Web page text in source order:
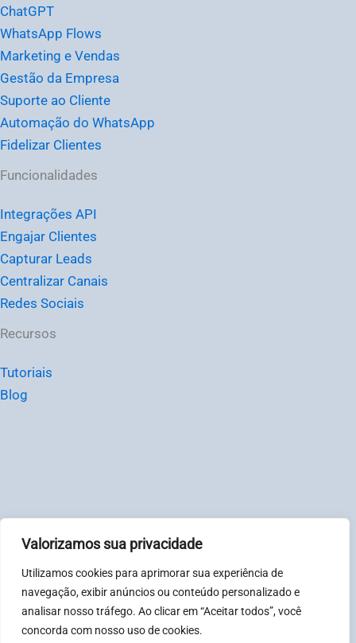
Valorizamos sua privacidade
Utilizamos cookies para aprimorar sua experiência de
navegação, exibir anúncios ou conteúdo personalizado e
analisar nosso tráfego. Ao clicar em “Aceitar todos”, você
concorda com nosso uso de cookies.
ChatGPT
WhatsApp Flows
Marketing e Vendas
Gestão da Empresa
Suporte ao Cliente
Automação do WhatsApp
Fidelizar Clientes
Funcionalidades
Integrações API
Engajar Clientes
Capturar Leads
Centralizar Canais
Redes Sociais
Recursos
Tutoriais
Blog
© Chat2Desk Brasil – CNPJ: 31081317000123
Política de privacidade|Termos
Horário de atendimento: Segunda à sexta-feira, das 08:00